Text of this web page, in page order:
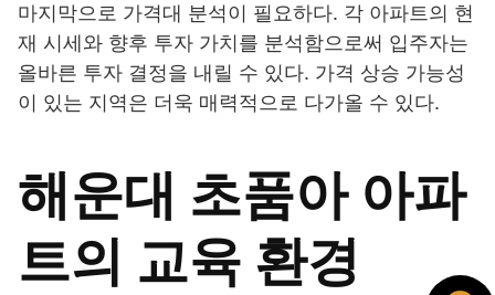
마지막으로 가격대 분석이 필요하다. 각 아파트의 현
재 시세와 향후 투자 가치를 분석함으로써 입주자는
올바른 투자 결정을 내릴 수 있다. 가격 상승 가능성
이 있는 지역은 더욱 매력적으로 다가올 수 있다.
해운대 초품아 아파
트의 교육 환경